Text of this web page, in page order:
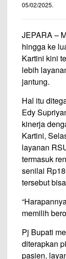
05/02/2025.
JEPARA –
hingga ke
Kartini kini
lebih
jantung.
Hal itu
Edy
kinerja
Kartini,
layanan
termasuk
senilai
tersebut
memilih
Pj Bupati
diterapkan
pasien,